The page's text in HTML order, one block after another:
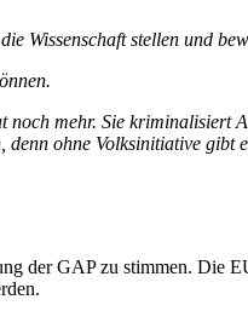
Wissenschaft stellen und
mehr. Sie kriminalisiert
denn ohne Volksinitiative gibt
der GAP zu stimmen. Die